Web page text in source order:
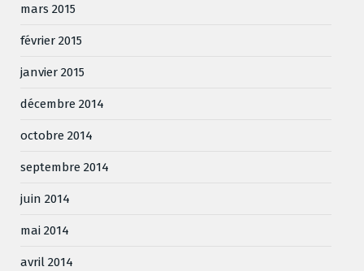
mars 2015
février 2015
janvier 2015
décembre 2014
octobre 2014
septembre 2014
juin 2014
mai 2014
avril 2014